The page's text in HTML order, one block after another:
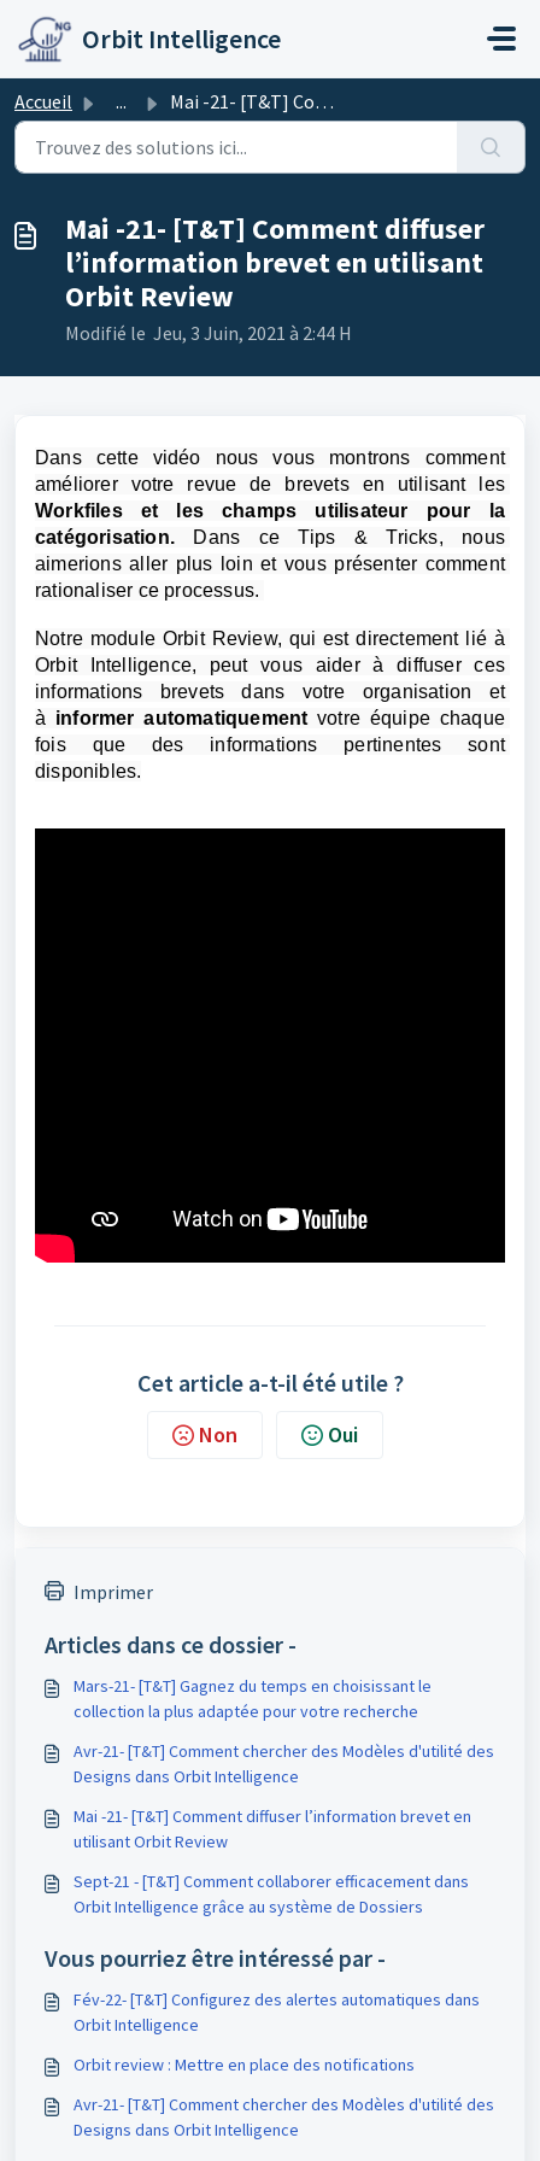
Passer au contenu principal
Orbit Intelligence
Accueil ... Mai -21- [T&T] Comment diffuser l’information brevet ...
Mai -21- [T&T] Comment diffuser
l’information brevet en utilisant
Orbit Review
Modifié le Jeu, 3 Juin, 2021 à 2:44 H
Dans cette vidéo nous vous montrons comment
Workfiles et les champs utilisateur pour la
catégorisation. Dans ce Tips & Tricks, nous
aimerions aller plus loin et vous présenter comment
rationaliser ce processus.
Notre module Orbit Review, qui est directement lié à
Orbit Intelligence, peut vous aider à diffuser ces
informations brevets dans votre organisation et
à informer automatiquement votre équipe chaque
fois que des informations pertinentes sont
disponibles.
Cet article a-t-il été utile ?
Non Oui
Imprimer
Articles dans ce dossier -
Mars-21- [T&T] Gagnez du temps en choisissant le
collection la plus adaptée pour votre recherche
Avr-21- [T&T] Comment chercher des Modèles d'utilité des
Designs dans Orbit Intelligence
Mai -21- [T&T] Comment diffuser l’information brevet en
utilisant Orbit Review
Sept-21 - [T&T] Comment collaborer efficacement dans
Orbit Intelligence grâce au système de Dossiers
Vous pourriez être intéressé par -
Fév-22- [T&T] Configurez des alertes automatiques dans
Orbit Intelligence
Orbit review : Mettre en place des notifications
Avr-21- [T&T] Comment chercher des Modèles d'utilité des
Designs dans Orbit Intelligence